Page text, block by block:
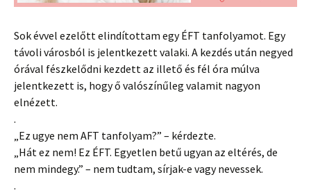
Sok évvel ezelőtt elindítottam egy ÉFT tanfolyamot. Egy
távoli városból is jelentkezett valaki. A kezdés után negyed
órával fészkelődni kezdett az illető és fél óra múlva
jelentkezett is, hogy ő valószínűleg valamit nagyon
elnézett.
.
„Ez ugye nem AFT tanfolyam?” – kérdezte.
„Hát ez nem! Ez ÉFT. Egyetlen betű ugyan az eltérés, de
nem mindegy.” – nem tudtam, sírjak-e vagy nevessek.
.